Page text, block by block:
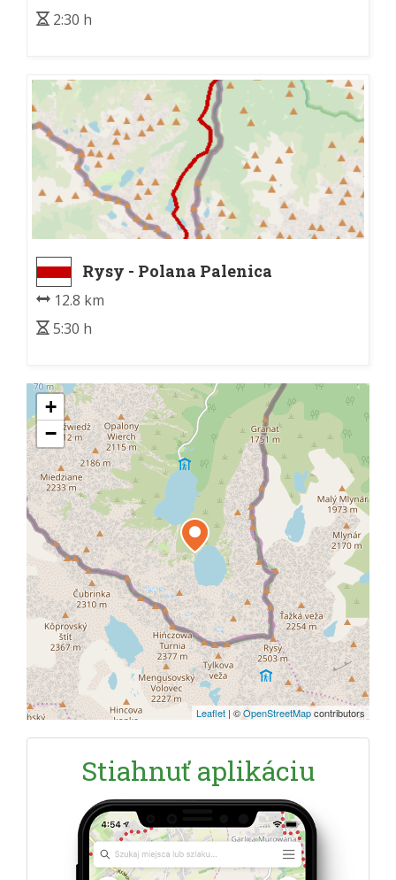
2:30 h
Rysy - Polana Palenica
12.8 km
5:30 h
+
−
Leaflet | ©OpenStreetMapcontributors
Stiahnuť aplikáciu